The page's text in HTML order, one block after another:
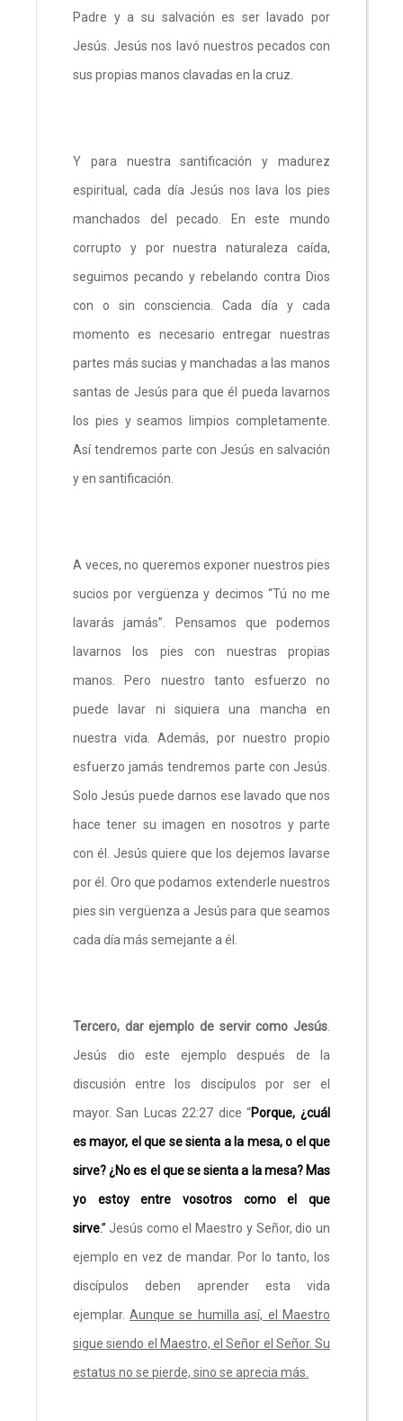
Padre y a su salvación es ser lavado por
Jesús. Jesús nos lavó nuestros pecados con
sus propias manos clavadas en la cruz.
Y para nuestra santificación y madurez
espiritual, cada día Jesús nos lava los pies
manchados del pecado. En este mundo
corrupto y por nuestra naturaleza caída,
seguimos pecando y rebelando contra Dios
con o sin consciencia. Cada día y cada
momento es necesario entregar nuestras
partes más sucias y manchadas a las manos
santas de Jesús para que él pueda lavarnos
los pies y seamos limpios completamente.
Así tendremos parte con Jesús en salvación
y en santificación.
A veces, no queremos exponer nuestros pies
sucios por vergüenza y decimos “Tú no me
lavarás jamás”. Pensamos que podemos
lavarnos los pies con nuestras propias
manos. Pero nuestro tanto esfuerzo no
puede lavar ni siquiera una mancha en
nuestra vida. Además, por nuestro propio
esfuerzo jamás tendremos parte con Jesús.
Solo Jesús puede darnos ese lavado que nos
hace tener su imagen en nosotros y parte
con él. Jesús quiere que los dejemos lavarse
por él. Oro que podamos extenderle nuestros
pies sin vergüenza a Jesús para que seamos
cada día más semejante a él.
Tercero, dar ejemplo de servir como Jesús
Jesús dio este ejemplo después de la
discusión entre los discípulos por ser el
mayor. San Lucas 22:27 dice “Porque, ¿cuál
es mayor, el que se sienta a la mesa, o el que
sirve? ¿No es el que se sienta a la mesa? Mas
yo estoy entre vosotros como el que
sirve.” Jesús como el Maestro y Señor, dio un
ejemplo en vez de mandar. Por lo tanto, los
discípulos deben aprender esta vida
ejemplar. Aunque se humilla así, el Maestro
sigue siendo el Maestro, el Señor el Señor. Su
estatus no se pierde, sino se aprecia más.